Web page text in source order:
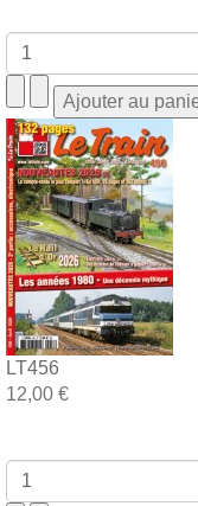
LT456
12,00 €